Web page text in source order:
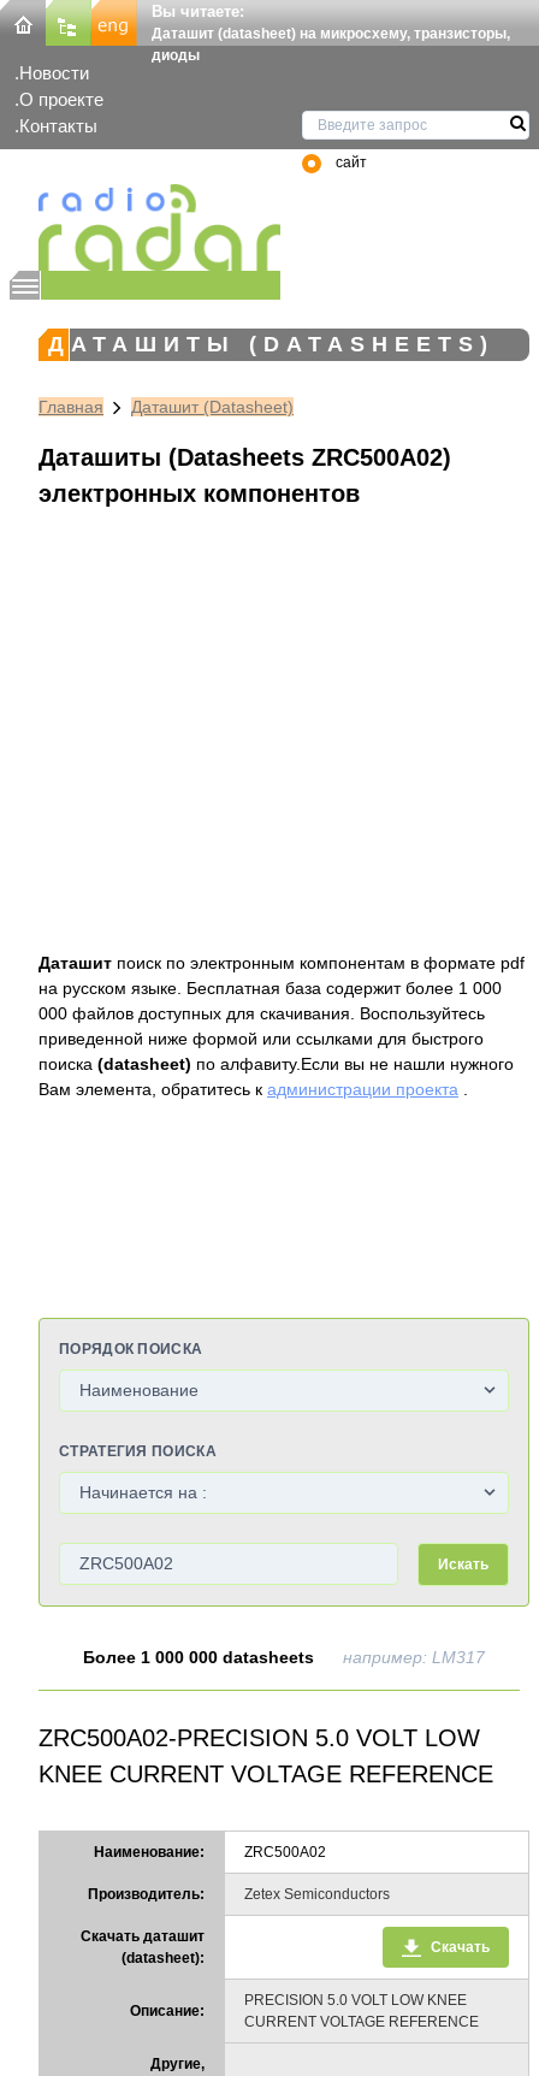
Вы читаете:
Даташит (datasheet) на микросхему, транзисторы,
диоды
Новости
О проекте
Контакты
сайт
ДАТАШИТЫ (DATASHEETS)
Главная Даташит (Datasheet)
Даташиты (Datasheets ZRC500A02)
электронных компонентов
Даташит поиск по электронным компонентам в формате pdf
на русском языке. Бесплатная база содержит более 1 000
000 файлов доступных для скачивания. Воспользуйтесь
приведенной ниже формой или ссылками для быстрого
поиска (datasheet) по алфавиту.Если вы не нашли нужного
Вам элемента, обратитесь к администрации проекта
ПОРЯДОК ПОИСКА
СТРАТЕГИЯ ПОИСКА
Искать
Более 1 000 000 datasheets например: LM317
ZRC500A02-PRECISION 5.0 VOLT LOW
KNEE CURRENT VOLTAGE REFERENCE
Наименование: ZRC500A02
Производитель: Zetex Semiconductors
Скачать даташит
(datasheet):
Скачать
Описание:
PRECISION 5.0 VOLT LOW KNEE
CURRENT VOLTAGE REFERENCE
Другие,